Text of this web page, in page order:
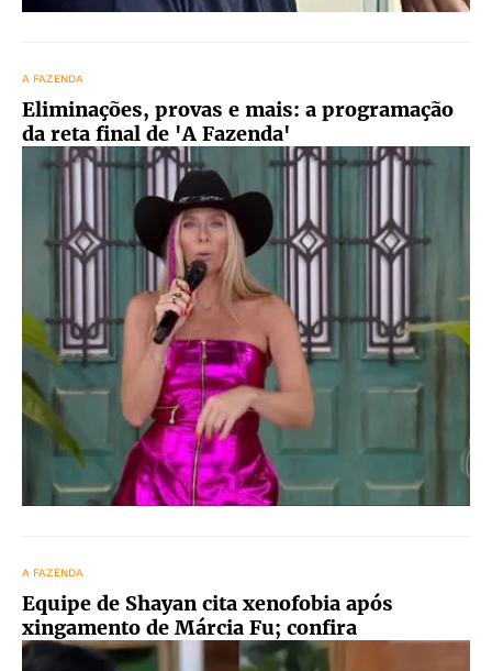
A FAZENDA
Eliminações, provas e mais: a programação
da reta final de 'A Fazenda'
A FAZENDA
Equipe de Shayan cita xenofobia após
xingamento de Márcia Fu; confira